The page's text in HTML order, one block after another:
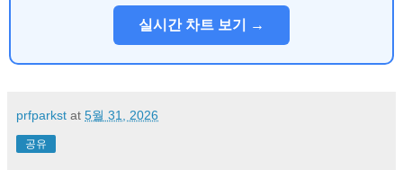
실시간 차트 보기 →
prfparkst at 5월 31, 2026
공유